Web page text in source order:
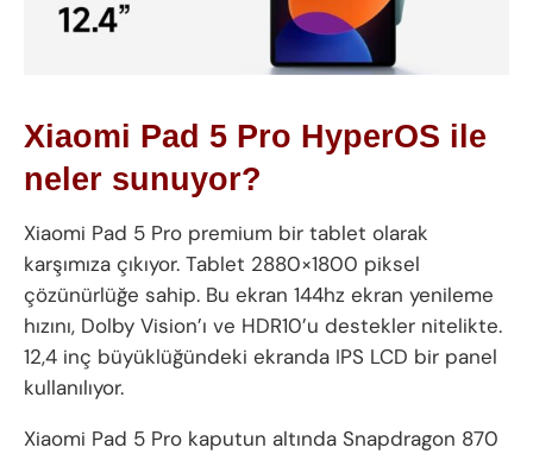
Xiaomi Pad 5 Pro HyperOS ile
neler sunuyor?
Xiaomi Pad 5 Pro premium bir tablet olarak
karşımıza çıkıyor. Tablet 2880×1800 piksel
çözünürlüğe sahip. Bu ekran 144hz ekran yenileme
hızını, Dolby Vision’ı ve HDR10’u destekler nitelikte.
12,4 inç büyüklüğündeki ekranda IPS LCD bir panel
kullanılıyor.
Xiaomi Pad 5 Pro kaputun altında Snapdragon 870